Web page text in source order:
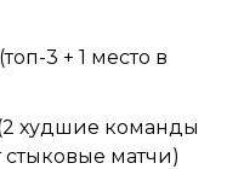
(топ-3 + 1 место в
худшие команды
стыковые матчи)